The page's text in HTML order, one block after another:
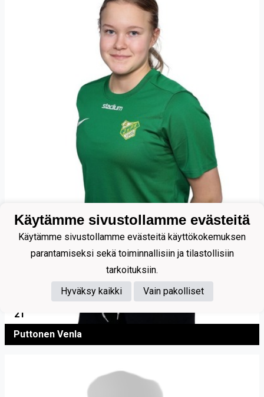
21
Puttonen Venla
Käytämme sivustollamme evästeitä
Käytämme sivustollamme evästeitä käyttökokemuksen
parantamiseksi sekä toiminnallisiin ja tilastollisiin
tarkoituksiin.
Hyväksy kaikki
Vain pakolliset